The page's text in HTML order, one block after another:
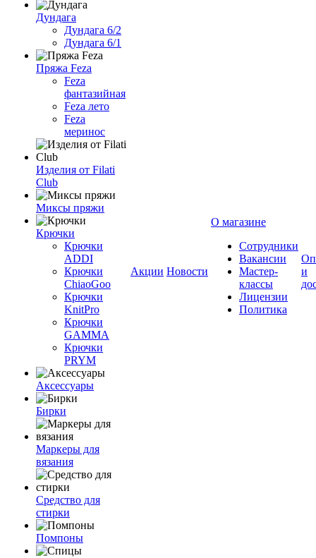
Дундага
Дундага 6/2
Дундага 6/1
Пряжа Feza
Feza
фантазийная
Feza лето
Feza
меринос
Изделия от Filati
Club
Миксы пряжи
Крючки
Крючки
ADDI
Крючки
ChiaoGoo
Крючки
KnitPro
Крючки
GAMMA
Крючки
PRYM
Аксессуары
Бирки
Маркеры для
вязания
Средство для
стирки
Помпоны
Акции Новости
О магазине
Сотрудники
Вакансии
Мастер-
классы
Лицензии
Политика
и